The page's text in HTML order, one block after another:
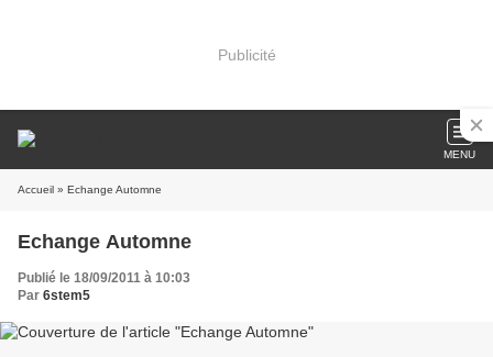
Publicité
MENU
Accueil » Echange Automne
Echange Automne
Publié le 18/09/2011 à 10:03
Par 6stem5